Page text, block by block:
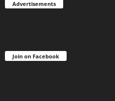
Advertisements
Join on Facebook